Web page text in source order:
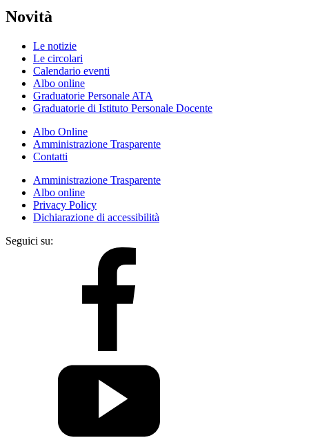
Novità
Le notizie
Le circolari
Calendario eventi
Albo online
Graduatorie Personale ATA
Graduatorie di Istituto Personale Docente
Albo Online
Amministrazione Trasparente
Contatti
Amministrazione Trasparente
Albo online
Privacy Policy
Dichiarazione di accessibilità
Seguici su: